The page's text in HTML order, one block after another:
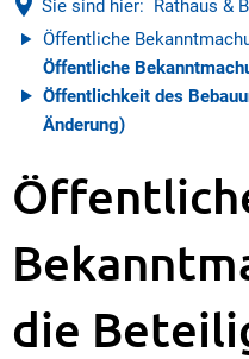
Sie sind hier: Rathaus &
Öffentliche
Öffentliche
Öffentlichkeit des
Änderung)
die